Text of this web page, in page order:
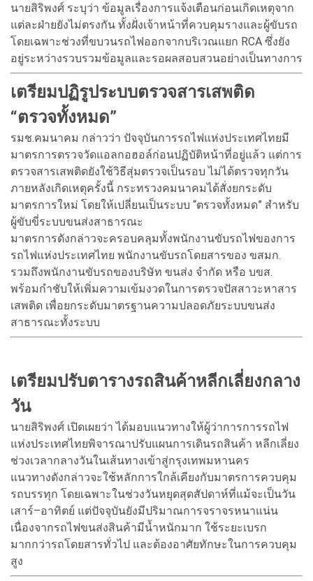
นายสิริพงศ์ ระบุว่า ข้อมูลเรื่องการแจ้งเตือนก่อนเกิดเหตุจาก
แต่ละฝ่ายยังไม่ตรงกัน ทั้งฝั่งเจ้าหน้าที่ควบคุมรางและผู้ขับรถ
โดยเฉพาะช่วงที่ขบวนรถไฟออกจากบริเวณแยก RCA ซึ่งยัง
อยู่ระหว่างรวบรวมข้อมูลและรอผลสอบสวนอย่างเป็นทางการ
เตรียมปฏิรูประบบตรวจสารเสพติด
“ตรวจทั้งหมด”
รมช.คมนาคม กล่าวว่า ปัจจุบันการรถไฟแห่งประเทศไทยมี
มาตรการตรวจวัดแอลกอฮอล์ก่อนปฏิบัติหน้าที่อยู่แล้ว แต่การ
ตรวจสารเสพติดยังใช้วิธีสุ่มตรวจเป็นรอบ ไม่ได้ตรวจทุกวัน
ภายหลังเกิดเหตุครั้งนี้ กระทรวงคมนาคมได้สั่งยกระดับ
มาตรการใหม่ โดยให้เปลี่ยนเป็นระบบ “ตรวจทั้งหมด” สำหรับ
ผู้ขับขี่ระบบขนส่งสาธารณะ
มาตรการดังกล่าวจะครอบคลุมทั้งพนักงานขับรถไฟของการ
รถไฟแห่งประเทศไทย พนักงานขับรถโดยสารของ ขสมก.
รวมถึงพนักงานขับรถของบริษัท ขนส่ง จำกัด หรือ บขส.
พร้อมกำชับให้เพิ่มความเข้มงวดในการตรวจปัสสาวะหาสาร
เสพติด เพื่อยกระดับมาตรฐานความปลอดภัยระบบขนส่ง
สาธารณะทั้งระบบ
เตรียมปรับตารางรถสินค้าหลีกเลี่ยงกลาง
วัน
นายสิริพงศ์ เปิดเผยว่า ได้มอบแนวทางให้ผู้ว่าการการรถไฟ
แห่งประเทศไทยพิจารณาปรับแผนการเดินรถสินค้า หลีกเลี่ยง
ช่วงเวลากลางวันในเส้นทางเข้าสู่กรุงเทพมหานคร
แนวทางดังกล่าวจะใช้หลักการใกล้เคียงกับมาตรการควบคุม
รถบรรทุก โดยเฉพาะในช่วงวันหยุดสุดสัปดาห์ที่แม้จะเป็นวัน
เสาร์–อาทิตย์ แต่ปัจจุบันยังมีปริมาณการจราจรหนาแน่น
เนื่องจากรถไฟขนส่งสินค้ามีน้ำหนักมาก ใช้ระยะเบรก
มากกว่ารถโดยสารทั่วไป และต้องอาศัยทักษะในการควบคุม
สูง